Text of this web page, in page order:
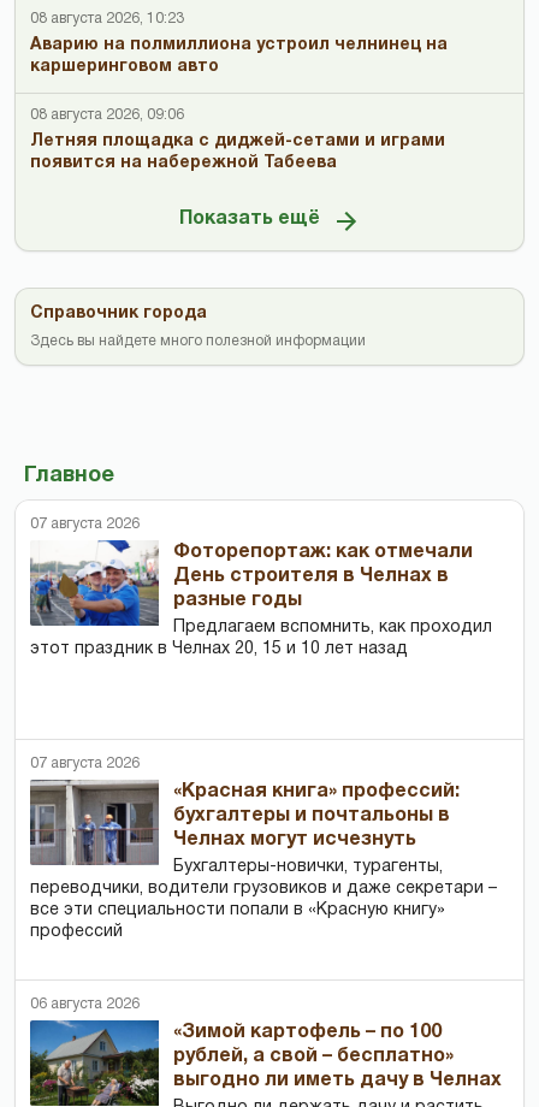
08 августа 2026, 10:23
Аварию на полмиллиона устроил челнинец на
каршеринговом авто
08 августа 2026, 09:06
Летняя площадка с диджей-сетами и играми
появится на набережной Табеева
Показать ещё
Справочник города
Здесь вы найдете много полезной информации
Главное
07 августа 2026
Фоторепортаж: как отмечали
День строителя в Челнах в
разные годы
Предлагаем вспомнить, как проходил
этот праздник в Челнах 20, 15 и 10 лет назад
07 августа 2026
«Красная книга» профессий:
бухгалтеры и почтальоны в
Челнах могут исчезнуть
Бухгалтеры-новички, тур­агенты,
переводчики, водители грузовиков и даже секретари –
все эти специальности попали в «Красную книгу»
профессий
06 августа 2026
«Зимой картофель – по 100
рублей, а свой – бесплатно»
выгодно ли иметь дачу в Челнах